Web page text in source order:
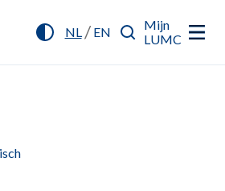
NL/ EN
Mijn
LUMC